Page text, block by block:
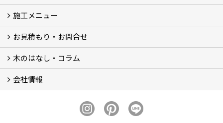
打合せ・施工の流れ
施工メニュー
Garege Deck～ガレージデッキ
Wood Deck～ウッドデッキ・フェンス
Garege Roof～ガレージ屋根・趣味の基地ハウス
Order Exterior～オーダーメイド外構
Order Table～オーダーメイド装飾・テーブル
Resort Style～リゾートスタイルリフォーム
お見積もり・お問合せ
フォームで問い合わせる
LINEで概算見積り
木のはなし・コラム
木のはなし (5)
コラム
会社情報
プライバシーポリシー